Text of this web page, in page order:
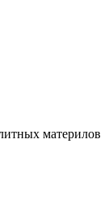
материлов